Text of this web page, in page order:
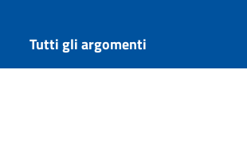
Tutti gli argomenti